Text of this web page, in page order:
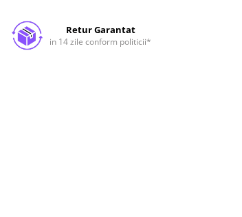
Retur Garantat
in 14 zile conform politicii*